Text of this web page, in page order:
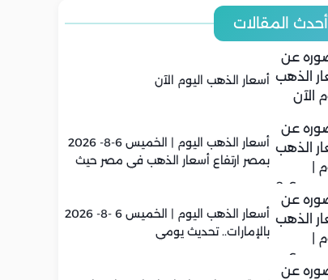
أحدث المقالات
أسعار الذهب اليوم الآن
أسعار الذهب اليوم | الخميس 6-8- 2026
بمصر ارتفاع أسعار الذهب في مصر حيث
أسعار الذهب اليوم | الخميس 6 -8- 2026
بالإمارات.. تحديث يومي